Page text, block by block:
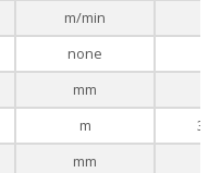
m/min
none
mm
m
3
mm